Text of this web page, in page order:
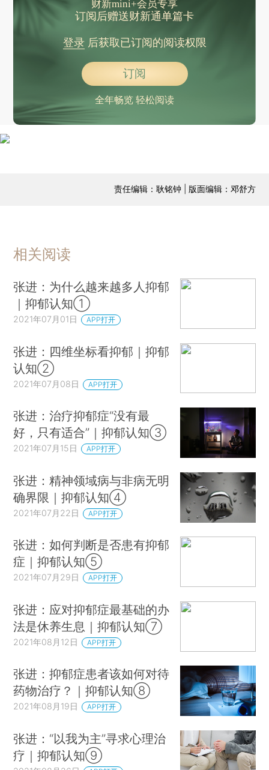
财新mini+会员专享
订阅后赠送财新通单篇卡
登录后获取已订阅的阅读权限
订阅
全年畅览 轻松阅读
责任编辑：耿铭钟 | 版面编辑：邓舒方
相关阅读
张进：为什么越来越多人抑郁
｜抑郁认知①
2021年07月01日 APP打开
张进：四维坐标看抑郁｜抑郁
认知②
2021年07月08日 APP打开
张进：治疗抑郁症“没有最
好，只有适合”｜抑郁认知③
2021年07月15日 APP打开
张进：精神领域病与非病无明
确界限｜抑郁认知④
2021年07月22日 APP打开
张进：如何判断是否患有抑郁
症｜抑郁认知⑤
2021年07月29日 APP打开
张进：应对抑郁症最基础的办
法是休养生息｜抑郁认知⑦
2021年08月12日 APP打开
张进：抑郁症患者该如何对待
药物治疗？｜抑郁认知⑧
2021年08月19日 APP打开
张进：“以我为主”寻求心理治
疗｜抑郁认知⑨